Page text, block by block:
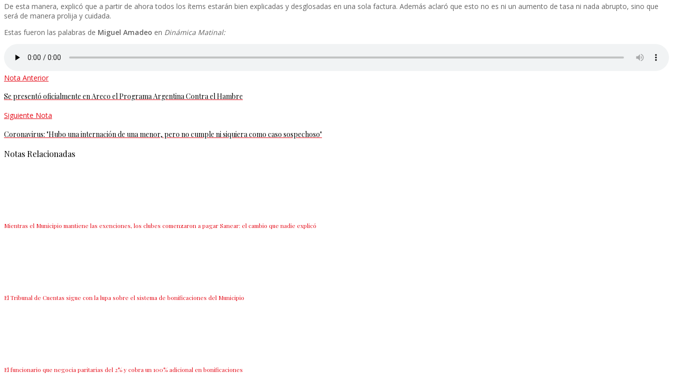
De esta manera, explicó que a partir de ahora todos los ítems estarán bien explicadas y desglosadas en una sola factura. Además aclaró que esto no es ni un aumento de tasa ni nada abrupto, sino que
será de manera prolija y cuidada.
Estas fueron las palabras de Miguel Amadeo en Dinámica Matinal:
Nota Anterior
Se presentó oficialmente en Areco el Programa Argentina Contra el Hambre
Siguiente Nota
Coronavirus: "Hubo una internación de una menor, pero no cumple ni siquiera como caso sospechoso"
Notas Relacionadas
Mientras el Municipio mantiene las exenciones, los clubes comenzaron a pagar Sanear: el cambio que nadie explicó
El Tribunal de Cuentas sigue con la lupa sobre el sistema de bonificaciones del Municipio
El funcionario que negocia paritarias del 2% y cobra un 100% adicional en bonificaciones